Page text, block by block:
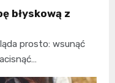
błyskową z
prosto: wsunąć